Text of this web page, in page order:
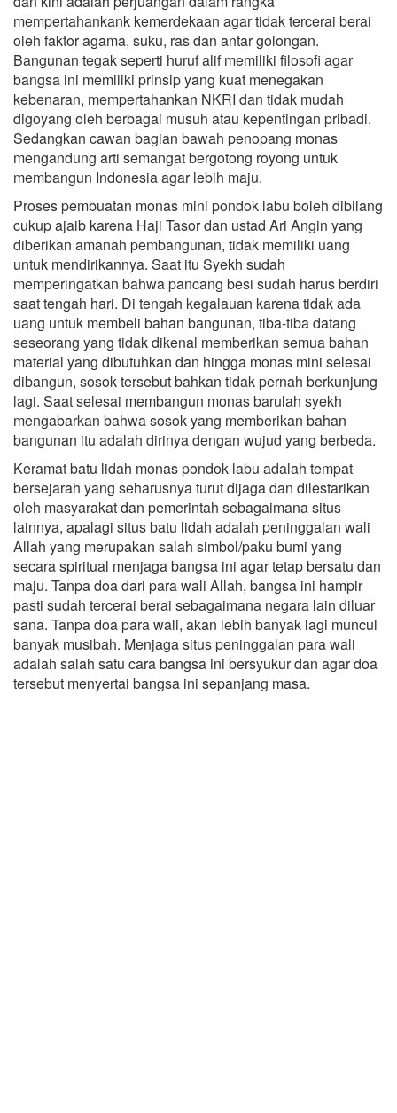
mempertahankank kemerdekaan agar tidak tercerai berai
oleh faktor agama, suku, ras dan antar golongan.
Bangunan tegak seperti huruf alif memiliki filosofi agar
bangsa ini memiliki prinsip yang kuat menegakan
kebenaran, mempertahankan NKRI dan tidak mudah
digoyang oleh berbagai musuh atau kepentingan pribadi.
Sedangkan cawan bagian bawah penopang monas
mengandung arti semangat bergotong royong untuk
membangun Indonesia agar lebih maju.
Proses pembuatan monas mini pondok labu boleh dibilang
cukup ajaib karena Haji Tasor dan ustad Ari Angin yang
diberikan amanah pembangunan, tidak memiliki uang
untuk mendirikannya. Saat itu Syekh sudah
memperingatkan bahwa pancang besi sudah harus berdiri
saat tengah hari. Di tengah kegalauan karena tidak ada
uang untuk membeli bahan bangunan, tiba-tiba datang
seseorang yang tidak dikenal memberikan semua bahan
material yang dibutuhkan dan hingga monas mini selesai
dibangun, sosok tersebut bahkan tidak pernah berkunjung
lagi. Saat selesai membangun monas barulah syekh
mengabarkan bahwa sosok yang memberikan bahan
bangunan itu adalah dirinya dengan wujud yang berbeda.
Keramat batu lidah monas pondok labu adalah tempat
bersejarah yang seharusnya turut dijaga dan dilestarikan
oleh masyarakat dan pemerintah sebagaimana situs
lainnya, apalagi situs batu lidah adalah peninggalan wali
Allah yang merupakan salah simbol/paku bumi yang
secara spiritual menjaga bangsa ini agar tetap bersatu dan
maju. Tanpa doa dari para wali Allah, bangsa ini hampir
pasti sudah tercerai berai sebagaimana negara lain diluar
sana. Tanpa doa para wali, akan lebih banyak lagi muncul
banyak musibah. Menjaga situs peninggalan para wali
adalah salah satu cara bangsa ini bersyukur dan agar doa
tersebut menyertai bangsa ini sepanjang masa.